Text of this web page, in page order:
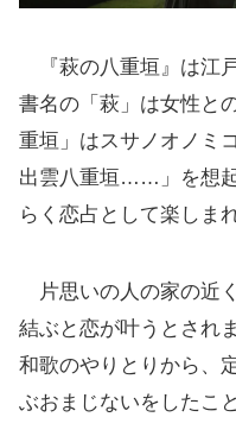
『萩の八重垣』は江
書名の「萩」は女性と
重垣」はスサノオノミ
出雲八重垣……」を想
らく恋占として楽しま
片思いの人の家の近
結ぶと恋が叶うとされ
和歌のやりとりから、
ぶおまじないをしたこ